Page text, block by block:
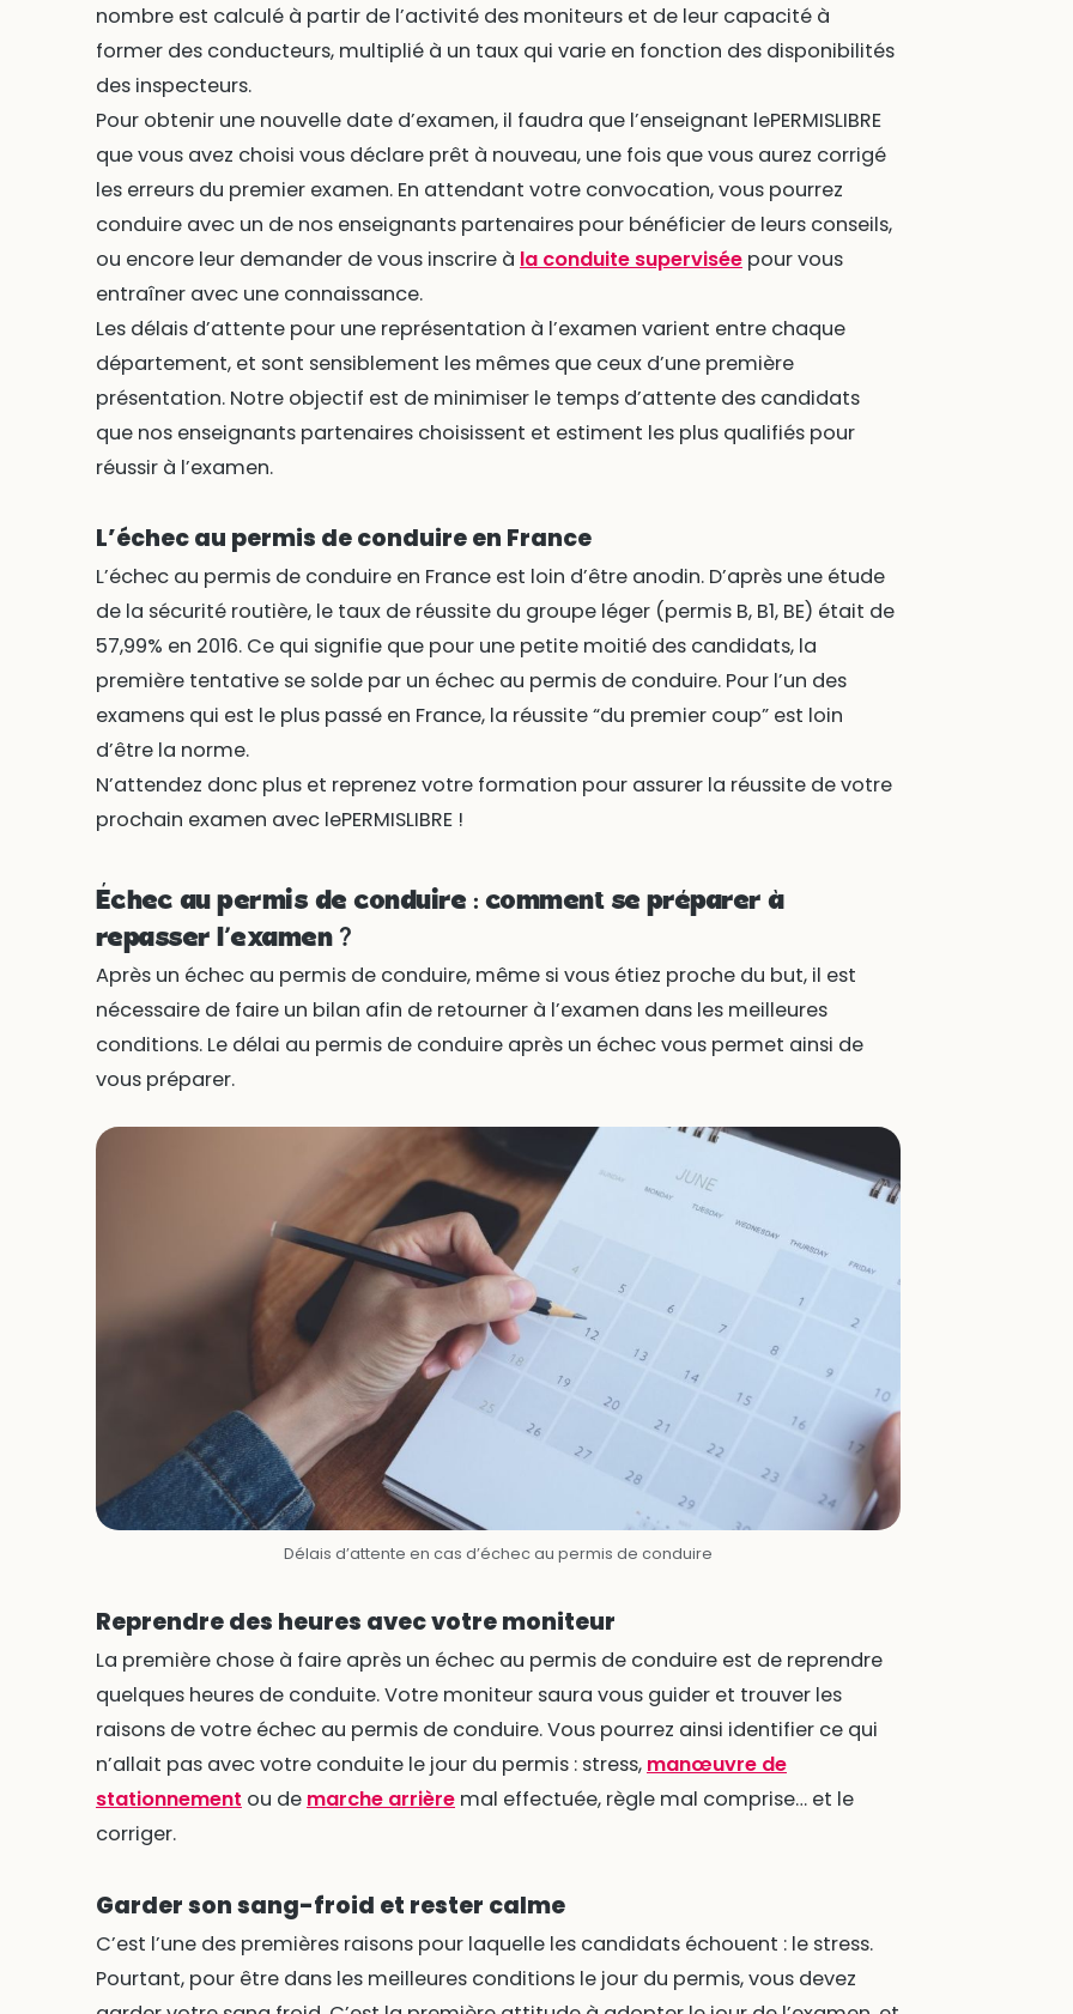
nombre est calculé à partir de l’activité des moniteurs et de leur capacité à
former des conducteurs, multiplié à un taux qui varie en fonction des disponibilités
des inspecteurs.
Pour obtenir une nouvelle date d’examen, il faudra que l’enseignant lePERMISLIBRE
que vous avez choisi vous déclare prêt à nouveau, une fois que vous aurez corrigé
les erreurs du premier examen. En attendant votre convocation, vous pourrez
conduire avec un de nos enseignants partenaires pour bénéficier de leurs conseils,
ou encore leur demander de vous inscrire à la conduite superviséepour vous
entraîner avec une connaissance.
Les délais d’attente pour une représentation à l’examen varient entre chaque
département, et sont sensiblement les mêmes que ceux d’une première
présentation. Notre objectif est de minimiser le temps d’attente des candidats
que nos enseignants partenaires choisissent et estiment les plus qualifiés pour
réussir à l’examen.
L’échec au permis de conduire en France
L’échec au permis de conduire en France est loin d’être anodin. D’après une étude
de la sécurité routière, le taux de réussite du groupe léger (permis B, B1, BE) était de
57,99% en 2016. Ce qui signifie que pour une petite moitié des candidats, la
première tentative se solde par un échec au permis de conduire. Pour l’un des
examens qui est le plus passé en France, la réussite “du premier coup” est loin
d’être la norme.
N’attendez donc plus et reprenez votre formation pour assurer la réussite de votre
prochain examen avec lePERMISLIBRE !
Échec au permis de conduire : comment se préparer à
repasser l’examen ?
Après un échec au permis de conduire, même si vous étiez proche du but, il est
nécessaire de faire un bilan afin de retourner à l’examen dans les meilleures
conditions. Le délai au permis de conduire après un échec vous permet ainsi de
vous préparer.
Délais d’attente en cas d’échec au permis de conduire
Reprendre des heures avec votre moniteur
La première chose à faire après un échec au permis de conduire est de reprendre
quelques heures de conduite. Votre moniteur saura vous guider et trouver les
raisons de votre échec au permis de conduire. Vous pourrez ainsi identifier ce qui
n’allait pas avec votre conduite le jour du permis : stress, manœuvre de
stationnement ou de marche arrièremal effectuée, règle mal comprise… et le
corriger.
Garder son sang-froid et rester calme
C’est l’une des premières raisons pour laquelle les candidats échouent : le stress.
Pourtant, pour être dans les meilleures conditions le jour du permis, vous devez